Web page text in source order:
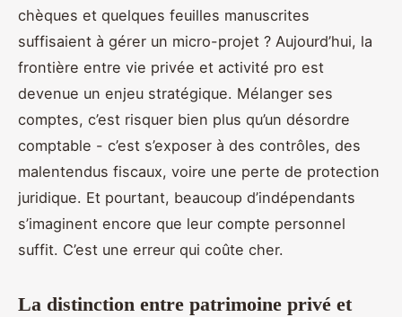
chèques et quelques feuilles manuscrites
suffisaient à gérer un micro-projet ? Aujourd’hui, la
frontière entre vie privée et activité pro est
devenue un enjeu stratégique. Mélanger ses
comptes, c’est risquer bien plus qu’un désordre
comptable - c’est s’exposer à des contrôles, des
malentendus fiscaux, voire une perte de protection
juridique. Et pourtant, beaucoup d’indépendants
s’imaginent encore que leur compte personnel
suffit. C’est une erreur qui coûte cher.
La distinction entre patrimoine privé et